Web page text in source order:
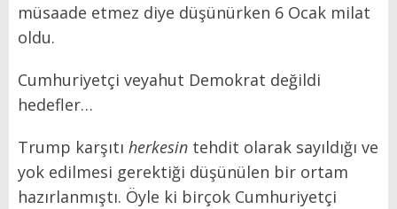
müsaade etmez diye düşünürken 6 Ocak milat
oldu.
Cumhuriyetçi veyahut Demokrat değildi
hedefler…
Trump karşıtı herkesin tehdit olarak sayıldığı ve
yok edilmesi gerektiği düşünülen bir ortam
hazırlanmıştı. Öyle ki birçok Cumhuriyetçi